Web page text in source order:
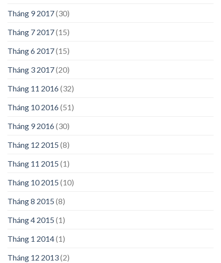
Tháng 9 2017(30)
Tháng 7 2017(15)
Tháng 6 2017(15)
Tháng 3 2017(20)
Tháng 11 2016(32)
Tháng 10 2016(51)
Tháng 9 2016(30)
Tháng 12 2015 (8)
Tháng 11 2015 (1)
Tháng 10 2015 (10)
Tháng 8 2015 (8)
Tháng 4 2015 (1)
Tháng 1 2014(1)
Tháng 12 2013(2)